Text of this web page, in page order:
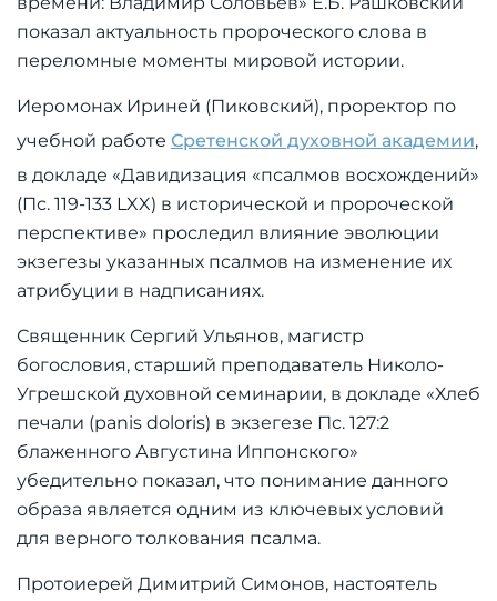
показал актуальность пророческого слова в
переломные моменты мировой истории.
Иеромонах Ириней (Пиковский), проректор по
учебной работе Сретенской духовной академии,
в докладе «Давидизация «псалмов восхождений»
(Пс. 119-133 LXX) в исторической и пророческой
перспективе» проследил влияние эволюции
экзегезы указанных псалмов на изменение их
атрибуции в надписаниях.
Священник Сергий Ульянов, магистр
богословия, старший преподаватель Николо-
Угрешской духовной семинарии, в докладе «Хлеб
печали (panis doloris) в экзегезе Пс. 127:2
блаженного Августина Иппонского»
убедительно показал, что понимание данного
образа является одним из ключевых условий
для верного толкования псалма.
Протоиерей Димитрий Симонов, настоятель